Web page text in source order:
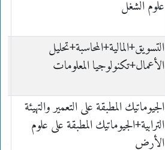
علوم الشغل
التسويق+المالية+المحاسبة+تحليل
الأعمال+تكنولوجيا المعلومات
الجيوماتيك المطبقة على التعمير والتهيئة
الترابية+الجيوماتيك المطبقة على علوم
الأرض